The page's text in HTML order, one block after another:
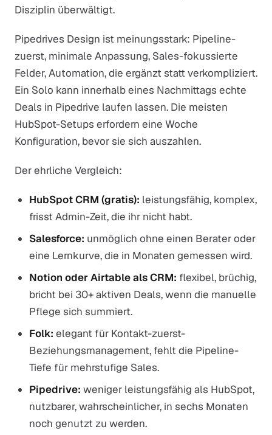
Disziplin überwältigt.
Pipedrives Design ist meinungsstark: Pipeline-
zuerst, minimale Anpassung, Sales-fokussierte
Felder, Automation, die ergänzt statt verkompliziert.
Ein Solo kann innerhalb eines Nachmittags echte
Deals in Pipedrive laufen lassen. Die meisten
HubSpot-Setups erfordern eine Woche
Konfiguration, bevor sie sich auszahlen.
Der ehrliche Vergleich:
HubSpot CRM (gratis): leistungsfähig, komplex,
frisst Admin-Zeit, die ihr nicht habt.
Salesforce: unmöglich ohne einen Berater oder
eine Lernkurve, die in Monaten gemessen wird.
Notion oder Airtable als CRM: flexibel, brüchig,
bricht bei 30+ aktiven Deals, wenn die manuelle
Pflege sich summiert.
Folk: elegant für Kontakt-zuerst-
Beziehungsmanagement, fehlt die Pipeline-
Tiefe für mehrstufige Sales.
Pipedrive: weniger leistungsfähig als HubSpot,
nutzbarer, wahrscheinlicher, in sechs Monaten
noch genutzt zu werden.